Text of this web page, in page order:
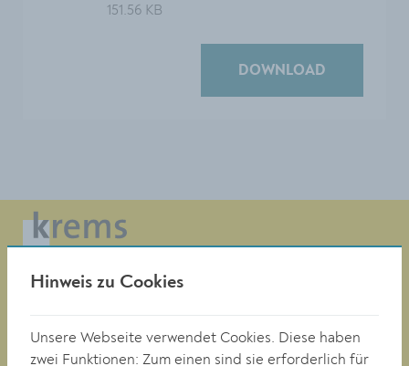
151.56 KB
DOWNLOAD
Magistrat der Stadt Krems
Hinweis zu Cookies
Unsere Webseite verwendet Cookies. Diese haben
zwei Funktionen: Zum einen sind sie erforderlich für